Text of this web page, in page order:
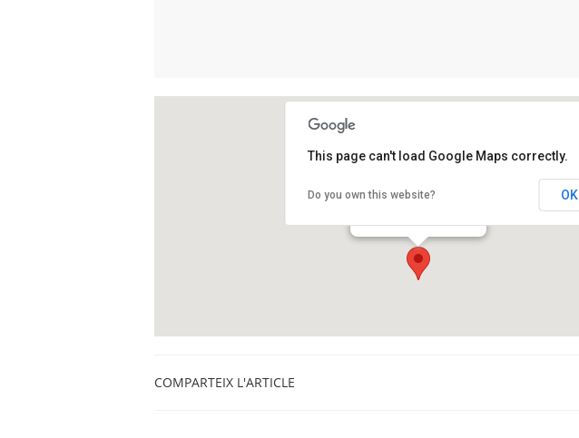
Camí de l'Observatori, s/n
This page can't load Google Maps correctly.
Do you own this website? OK
COMPARTEIX L'ARTICLE